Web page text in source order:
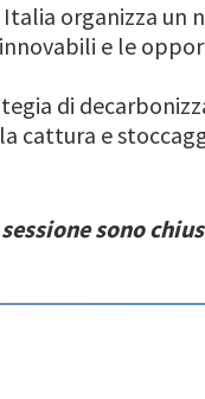
organizza un
e le
di
cattura e
sono